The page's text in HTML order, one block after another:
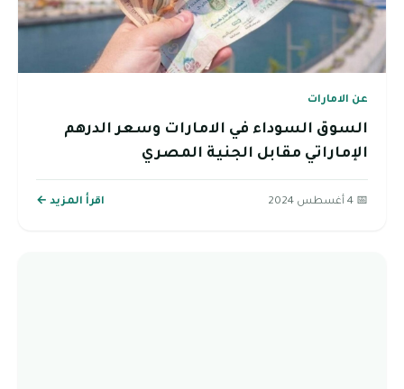
عن الامارات
السوق السوداء في الامارات وسعر الدرهم
الإماراتي مقابل الجنية المصري
📅 4 أغسطس 2024 اقرأ المزيد ←